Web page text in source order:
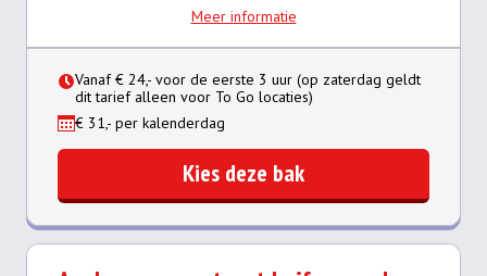
Meer informatie
Vanaf € 24,- voor de eerste 3 uur (op zaterdag geldt
dit tarief alleen voor To Go locaties)
€ 31,- per kalenderdag
Kies deze bak